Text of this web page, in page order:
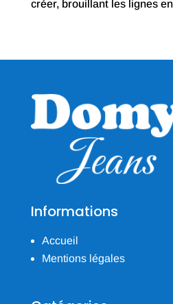
créer, brouillant les lignes
Informations
Accueil
Mentions légales